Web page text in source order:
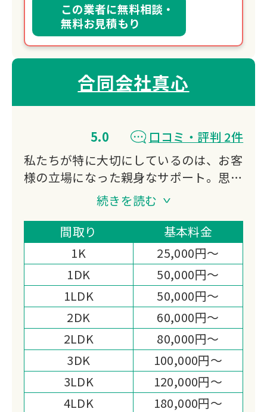
この業者に無料相談・
無料お見積もり
合同会社真心
5.0
口コミ・評判 2件
私たちが特に大切にしているのは、お客
様の立場になった親身なサポート。思い
出やお気持ちに寄り添い、真心こめて整
理を進めていければと考えております。
一部屋からでも、一軒家丸ごとでも、大
切な遺品や遺品の整理を丁寧かつ迅速に
サポートします。
不用品の仕分けや遺失物の捜索、家財整
理、価値ある物品の買取など、遺品整理
で生じる作業はさまざまです。
一連の作業を、経験豊富なスタッフが柔
軟に進めてまいります。
お客様のお悩みは、安心して私たちにお
任せください！
続きを読む
間取り
基本料金
1K
25,000円～
1DK
50,000円～
1LDK
50,000円～
2DK
60,000円～
2LDK
80,000円～
3DK
100,000円～
3LDK
120,000円～
4LDK
180,000円～